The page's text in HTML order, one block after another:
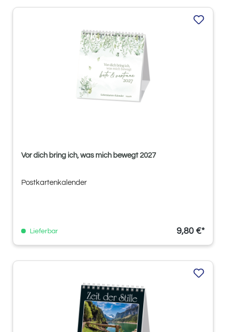
Vor dich bring ich, was mich bewegt 2027
Postkartenkalender
Lieferbar 9,80 €*